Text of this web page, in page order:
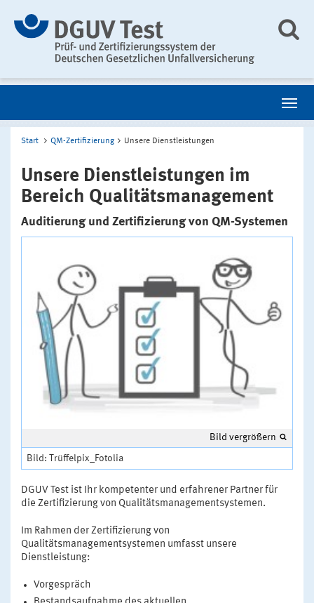
Start QM-Zertifizierung Unsere Dienstleistungen
Unsere Dienstleistungen im
Bereich Qualitätsmanagement
Auditierung und Zertifizierung von QM-Systemen
Bild vergrößern
Bild: Trüffelpix_Fotolia
DGUV Test ist Ihr kompetenter und erfahrener Partner für
die Zertifizierung von Qualitätsmanagementsystemen.
Im Rahmen der Zertifizierung von
Qualitätsmanagementsystemen umfasst unsere
Dienstleistung:
Vorgespräch